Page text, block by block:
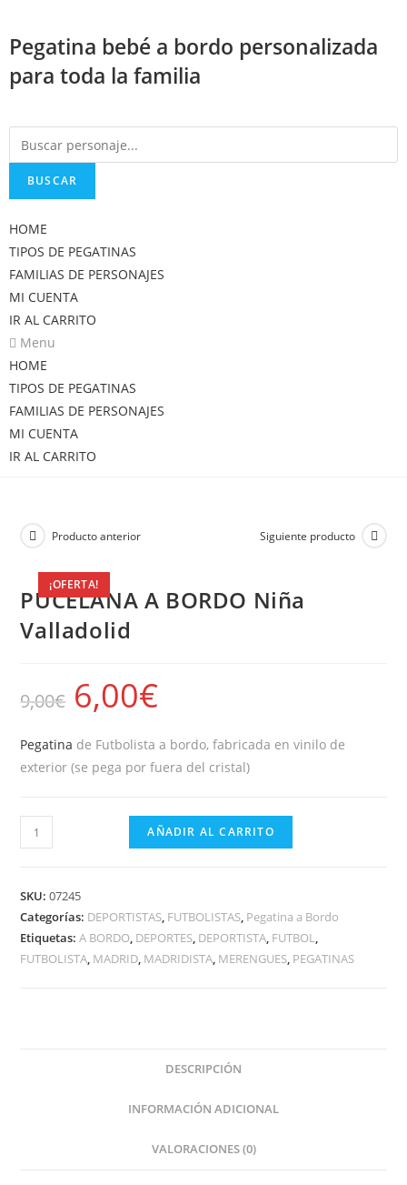
contenido
Pegatina bebé a bordo personalizada
para toda la familia
BUSCAR
HOME
TIPOS DE PEGATINAS
FAMILIAS DE PERSONAJES
MI CUENTA
IR AL CARRITO
Menu
HOME
TIPOS DE PEGATINAS
FAMILIAS DE PERSONAJES
MI CUENTA
IR AL CARRITO
¡OFERTA!
Producto anterior Siguiente producto
PUCELANA A BORDO Niña
Valladolid
9,00€ 6,00€
Pegatina de Futbolista a bordo, fabricada en vinilo de
exterior (se pega por fuera del cristal)
PUCELANA
A
Niña
Valladolid
cantidad
AÑADIR AL CARRITO
SKU:07245
Categorías: DEPORTISTAS, FUTBOLISTAS, Pegatina a Bordo
Etiquetas:A BORDO, DEPORTES, DEPORTISTA, FUTBOL,
FUTBOLISTA, MADRID, MADRIDISTA, MERENGUES, PEGATINAS
DESCRIPCIÓN
INFORMACIÓN ADICIONAL
VALORACIONES (0)